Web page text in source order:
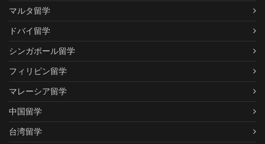
マルタ留学
ドバイ留学
シンガポール留学
フィリピン留学
マレーシア留学
中国留学
台湾留学